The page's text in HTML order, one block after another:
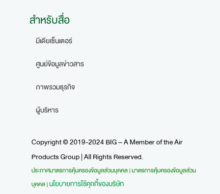
สำหรับสื่อ
มีเดียเซ็นเตอร์
ศูนย์ข้อมูลข่าวสาร
ภาพรวมธุรกิจ
ผู้บริหาร
Copyright © 2019-2024 BIG – A Member of the Air
Products Group | All Rights Reserved.
ประกาศมาตรการคุ้มครองข้อมูลส่วนบุคคล|มาตรการคุ้มครองข้อมูลส่วน
บุคคล|นโยบายการใช้คุกกี้ของบริษัท